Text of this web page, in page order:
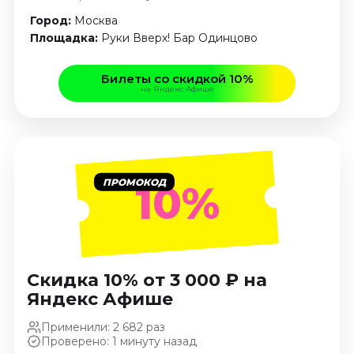
Январь 2027
Стендап
Август 2026
Сентябрь 2026
Октябрь 2026
Выставки
Август 2026
Сентябрь 2026
Октябрь 2026
Январь 2027
Сентябрь 2026
Город: Москва
Площадка: Руки Вверх! Бар Одинцово
Билеты со скидкой 10%
на Яндекс Афише
ПРОМОКОД10%
Скидка 10% от 3 000 ₽ на
Яндекс Афише
Применили: 2 682 раз
Проверено: 1 минуту назад